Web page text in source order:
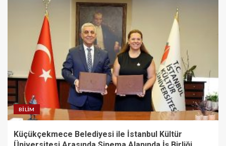
BILIM
Küçükçekmece Belediyesi ile İstanbul Kültür